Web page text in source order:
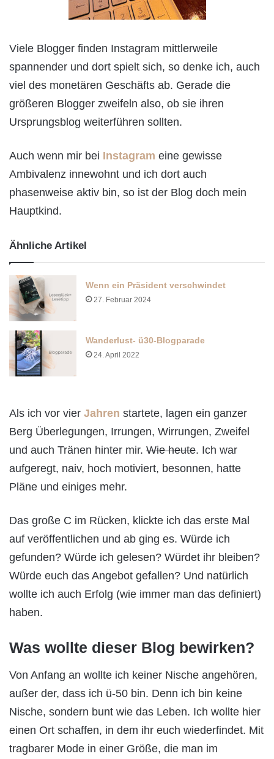
Viele Blogger finden Instagram mittlerweile
spannender und dort spielt sich, so denke ich, auch
viel des monetären Geschäfts ab. Gerade die
größeren Blogger zweifeln also, ob sie ihren
Ursprungsblog weiterführen sollten.
Auch wenn mir bei Instagram eine gewisse
Ambivalenz innewohnt und ich dort auch
phasenweise aktiv bin, so ist der Blog doch mein
Hauptkind.
Ähnliche Artikel
Wenn ein Präsident verschwindet
27. Februar 2024
Wanderlust- ü30-Blogparade
24. April 2022
Als ich vor vier Jahren startete, lagen ein ganzer
Berg Überlegungen, Irrungen, Wirrungen, Zweifel
und auch Tränen hinter mir. Wie heute. Ich war
aufgeregt, naiv, hoch motiviert, besonnen, hatte
Pläne und einiges mehr.
Das große C im Rücken, klickte ich das erste Mal
auf veröffentlichen und ab ging es. Würde ich
gefunden? Würde ich gelesen? Würdet ihr bleiben?
Würde euch das Angebot gefallen? Und natürlich
wollte ich auch Erfolg (wie immer man das definiert)
haben.
Was wollte dieser Blog bewirken?
Von Anfang an wollte ich keiner Nische angehören,
außer der, dass ich ü-50 bin. Denn ich bin keine
Nische, sondern bunt wie das Leben. Ich wollte hier
einen Ort schaffen, in dem ihr euch wiederfindet. Mit
tragbarer Mode in einer Größe, die man im